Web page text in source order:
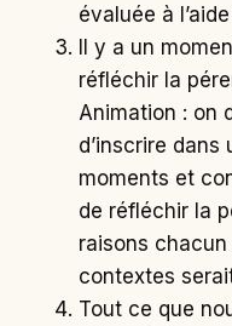
évaluée à
Il y a un
réfléchir la
Animation : on
d’inscrire
moments et
de réfléchir la
raisons
contextes
Tout ce que